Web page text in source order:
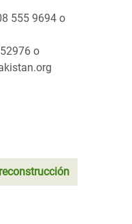
555 9694 o
o
reconstrucción